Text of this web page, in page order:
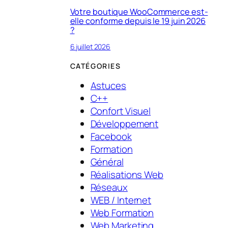
Votre boutique WooCommerce est-
elle conforme depuis le 19 juin 2026
?
6 juillet 2026
CATÉGORIES
Astuces
C++
Confort Visuel
Développement
Facebook
Formation
Général
Réalisations Web
Réseaux
WEB / Internet
Web Formation
Web Marketing